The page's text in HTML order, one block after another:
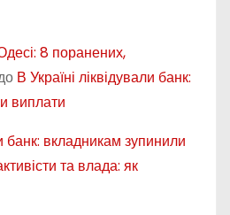
8 поранених,
В Україні ліквідували банк:
виплати
банк: вкладникам зупинили
та влада: як